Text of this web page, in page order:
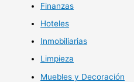
Finanzas
Hoteles
Inmobiliarias
Limpieza
Muebles y Decoración